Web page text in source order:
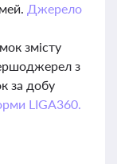
Джерело
змісту
з
за добу
LIGA360.